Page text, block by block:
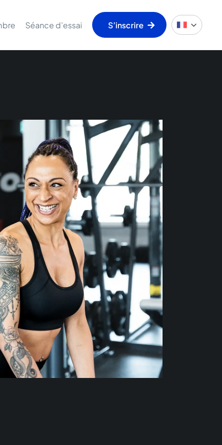
Séance d’essai S’inscrire